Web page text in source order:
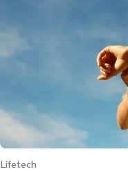
Lifetech